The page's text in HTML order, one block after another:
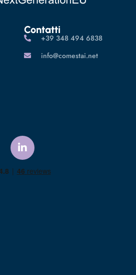
Contatti
‪+39 348 494 6838
info@comestai.net